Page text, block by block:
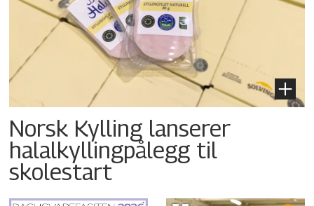
Norsk Kylling lanserer
halalkyllingpålegg til
skolestart